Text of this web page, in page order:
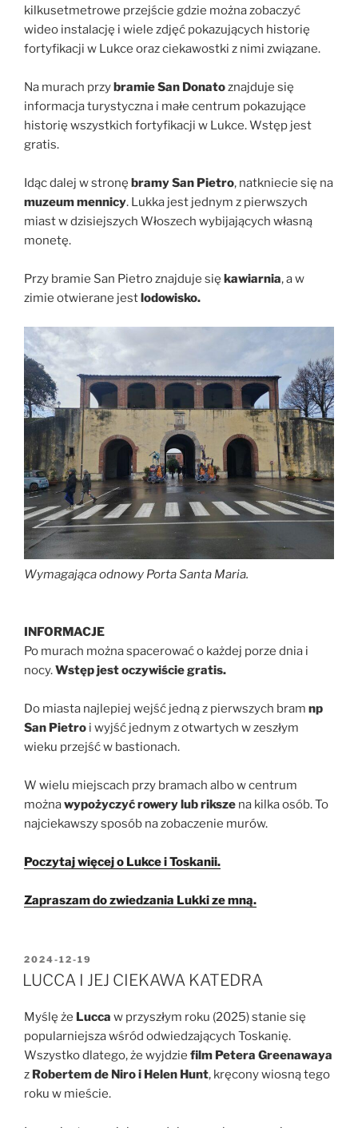
kilkusetmetrowe przejście gdzie można zobaczyć
wideo instalację i wiele zdjęć pokazujących historię
fortyfikacji w Lukce oraz ciekawostki z nimi związane.
Na murach przy bramie San Donatoznajduje się
informacja turystyczna i małe centrum pokazujące
historię wszystkich fortyfikacji w Lukce. Wstęp jest
gratis.
Idąc dalej w stronę bramy San Pietro, natkniecie się na
muzeum mennicy. Lukka jest jednym z pierwszych
miast w dzisiejszych Włoszech wybijających własną
monetę.
Przy bramie San Pietro znajduje się kawiarnia, a w
zimie otwierane jest lodowisko.
Wymagająca odnowy Porta Santa Maria.
INFORMACJE
Po murach można spacerować o każdej porze dnia i
nocy.Wstęp jest oczywiście gratis.
Do miasta najlepiej wejść jedną z pierwszych bram np
San Pietro i wyjść jednym z otwartych w zeszłym
wieku przejść w bastionach.
W wielu miejscach przy bramach albo w centrum
możnawypożyczyć rowery lub riksze na kilka osób. To
najciekawszy sposób na zobaczenie murów.
Poczytaj więcej o Lukce i Toskanii.
Zapraszam do zwiedzania Lukki ze mną.
OPUBLIKOWANE
W
2024-12-19
LUCCA I JEJ CIEKAWA KATEDRA
Myślę że Lucca w przyszłym roku (2025) stanie się
popularniejsza wśród odwiedzających Toskanię.
Wszystko dlatego, że wyjdzie film Petera Greenawaya
z Robertem de Niro i Helen Hunt, kręcony wiosną tego
roku w mieście.